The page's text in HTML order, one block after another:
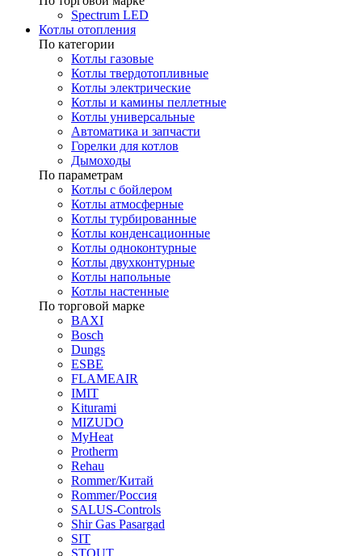
Spectrum LED
Котлы отопления
По категории
Котлы газовые
Котлы твердотопливные
Котлы электрические
Котлы и камины пеллетные
Котлы универсальные
Автоматика и запчасти
Горелки для котлов
Дымоходы
По параметрам
Котлы с бойлером
Котлы атмосферные
Котлы турбированные
Котлы конденсационные
Котлы одноконтурные
Котлы двухконтурные
Котлы напольные
Котлы настенные
По торговой марке
BAXI
Bosch
Dungs
ESBE
FLAMEAIR
IMIT
Kiturami
MIZUDO
MyHeat
Protherm
Rehau
Rommer/Китай
Rommer/Россия
SALUS-Controls
Shir Gas Pasargad
SIT
STOUT